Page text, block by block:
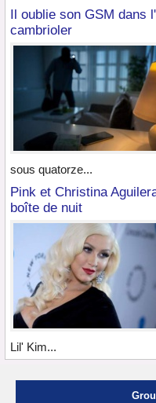
Il oublie son GSM dans
cambrioler
sous quatorze...
Pink et Christina
boîte de nuit
Lil' Kim...